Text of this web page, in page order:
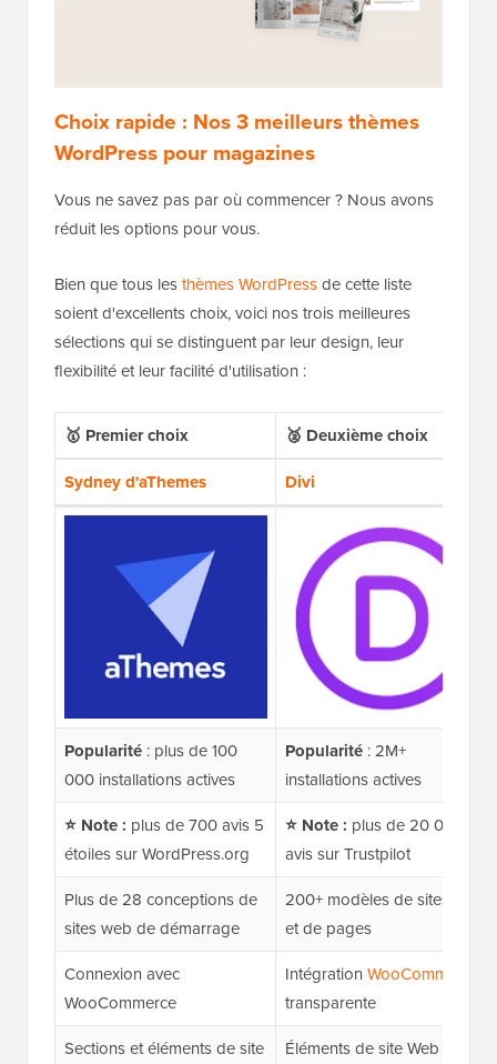
Choix rapide : Nos 3 meilleurs thèmes
WordPress pour magazines
Vous ne savez pas par où commencer ? Nous avons
réduit les options pour vous.
Bien que tous lesthèmes WordPressde cette liste
soient d'excellents choix, voici nos trois meilleures
sélections qui se distinguent par leur design, leur
flexibilité et leur facilité d'utilisation :
🥇 Premier choix
🥈 Deuxième choix
Sydney d'aThemes
Divi
Popularité: plus de 100
000 installations actives
Popularité: 2M+
installations actives
⭐ Note : plus de 700 avis 5
étoiles sur WordPress.org
⭐ Note : plus de 20 000
avis sur Trustpilot
Plus de 28 conceptions de
sites web de démarrage
200+ modèles de sites Web
et de pages
Connexion avec
WooCommerce
Intégration WooCommerce
transparente
Sections et éléments de site
Éléments de site Web